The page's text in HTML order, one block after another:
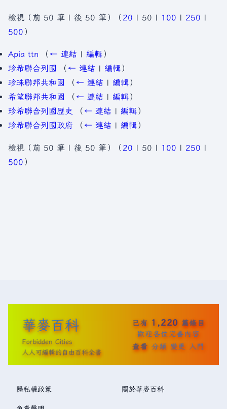
檢視（ 前 50 筆 | 後 50 筆 ）（ 20 | 50 | 100 | 250 |
500 ）
Apia ttn （ ← 連結 | 編輯）
珍希聯合列國
（ ← 連結 | 編輯）
珍珠聯邦共和國
（ ← 連結 | 編輯）
希望聯邦共和國
（ ← 連結 | 編輯）
珍希聯合列國歷史
（ ← 連結 | 編輯）
珍希聯合列國政府
（ ← 連結 | 編輯）
檢視（ 前 50 筆 | 後 50 筆 ）（ 20 | 50 | 100 | 250 |
500 ）
華麥百科
Forbidden Cities
人人可編輯的自由百科全書
已有 1,220 篇條目
歡迎各位完善內容
查看 分類 變更 入門
隱私權政策 關於華麥百科